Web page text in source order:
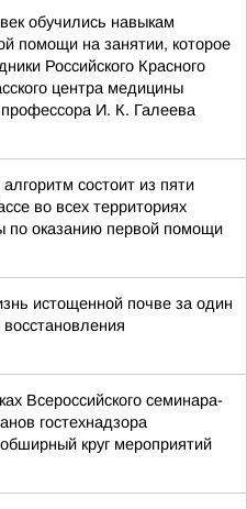
обучились навыкам
помощи на занятии, которое
Российского Красного
центра медицины
И. К. Галеева
состоит из пяти
во всех территориях
по оказанию первой помощи
истощенной почве за один
Всероссийского семинара-
гостехнадзора
круг мероприятий